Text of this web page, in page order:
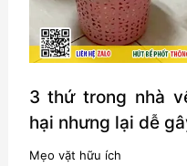
nhất
3 thứ trong nhà
hại nhưng lại dễ
Mẹo vặt hữu ích